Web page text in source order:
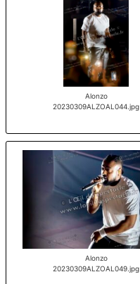
Alonzo
20230309ALZOAL044.jpg
Alonzo
20230309ALZOAL049.jpg